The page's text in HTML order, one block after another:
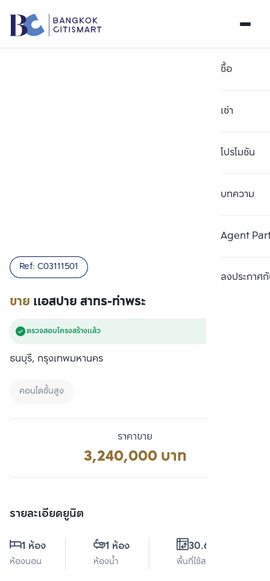
ซื้อ
เช่า
โปรโมชัน
บทความ
Agent
ลงประกาศกั
ขาย แอสปาย สาทร-ท่าพระ
Ref: C03111501
ตรวจสอบโครงสร้างแล้ว
ธนบุรี, กรุงเทพมหานคร
คอนโดชั้นสูง
ราคาขาย
3,240,000 บาท
รายละเอียดยูนิต
1 ห้อง
ห้องนอน
1 ห้อง
ห้องน้ำ
30.61 ตร.ม.
พื้นที่ใช้สอย